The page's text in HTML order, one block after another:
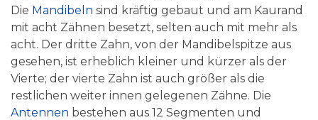
Die Mandibeln sind kräftig gebaut und am Kaurand
mit acht Zähnen besetzt, selten auch mit mehr als
acht. Der dritte Zahn, von der Mandibelspitze aus
gesehen, ist erheblich kleiner und kürzer als der
Vierte; der vierte Zahn ist auch größer als die
restlichen weiter innen gelegenen Zähne. Die
Antennen bestehen aus 12 Segmenten und